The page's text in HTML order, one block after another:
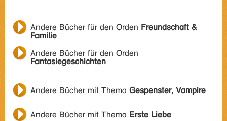
Andere Bücher für den Orden Freundschaft &
Familie
Andere Bücher für den Orden
Fantasiegeschichten
Andere Bücher mit Thema Gespenster, Vampire
Andere Bücher mit Thema Erste Liebe